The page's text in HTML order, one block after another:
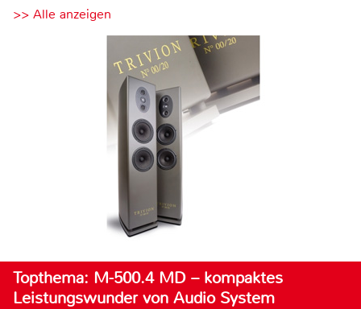
>> Alle anzeigen
Topthema: M-500.4 MD – kompaktes
Leistungswunder von Audio System